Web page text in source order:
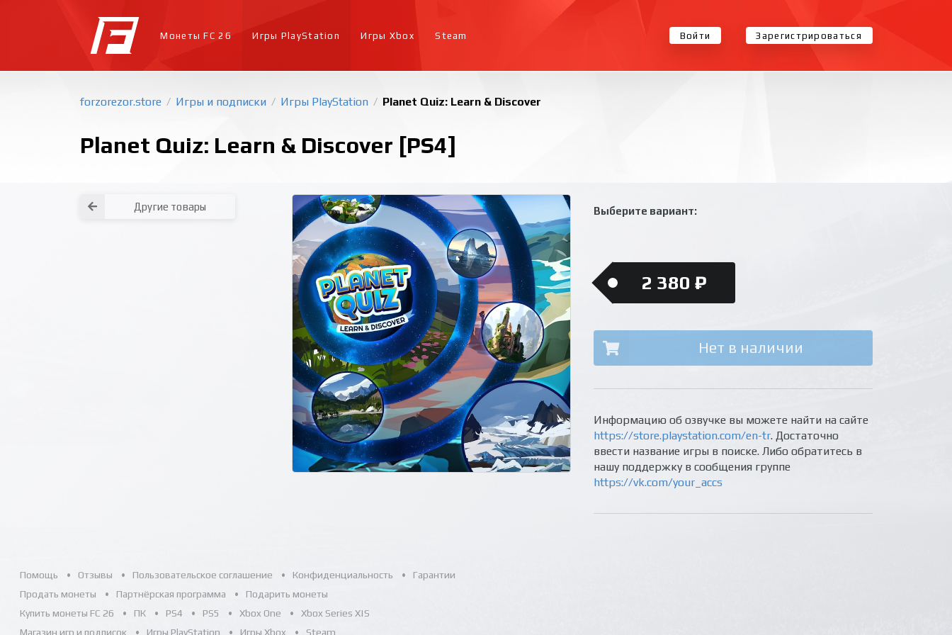
Монеты FC 26 Игры PlayStation Игры Xbox Steam Войти Зарегистрироваться
forzorezor.store / Игры и подписки / Игры PlayStation / Planet Quiz: Learn & Discover
Planet Quiz: Learn & Discover [PS4]
Другие товары Выберите вариант:
2 380 ₽
Нет в наличии
Информацию об озвучке вы можете найти на сайте
https://store.playstation.com/en-tr. Достаточно
ввести название игры в поиске. Либо обратитесь в
нашу поддержку в сообщения группе
https://vk.com/your_accs
Помощь Отзывы Пользовательское соглашение Конфиденциальность
Гарантии
Продать монеты
Партнёрская программа
Подарить монеты
Купить монеты FC 26
ПК PS4 PS5 Xbox One
Xbox Series X|S
Магазин игр и подписок
Игры PlayStation Игры Xbox Steam